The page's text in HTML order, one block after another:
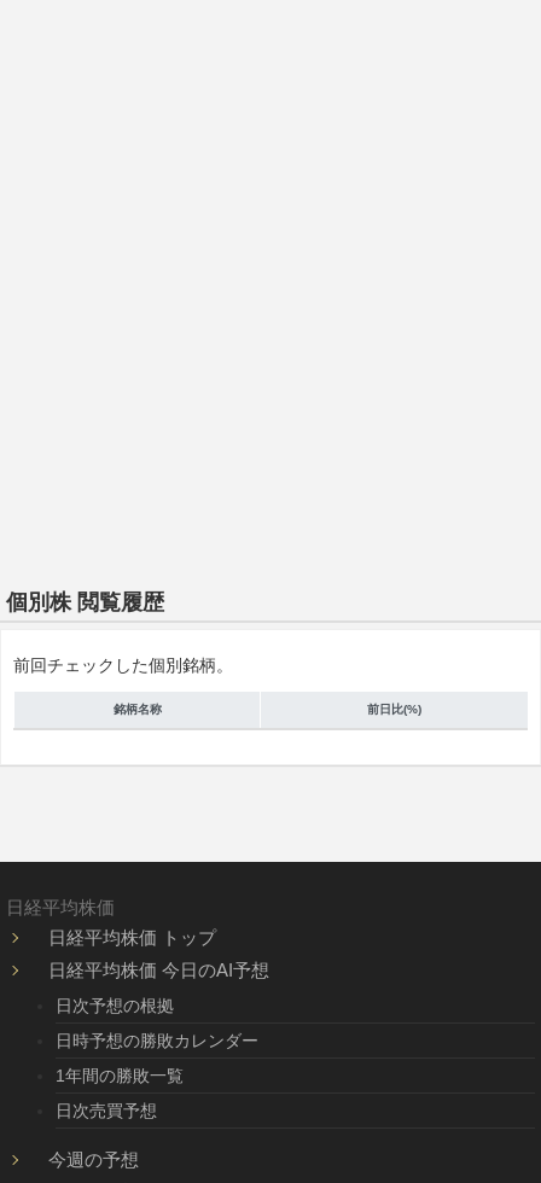
個別株 閲覧履歴
前回チェックした個別銘柄。
銘柄名称 前日比(%)
日経平均株価
日経平均株価 トップ
日経平均株価 今日のAI予想
日次予想の根拠
日時予想の勝敗カレンダー
1年間の勝敗一覧
日次売買予想
今週の予想